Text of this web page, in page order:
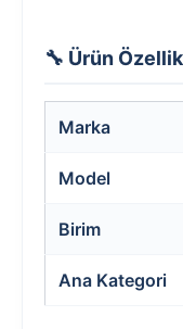
🔧 Ürün
Marka
Model
Birim
Ana Kategori